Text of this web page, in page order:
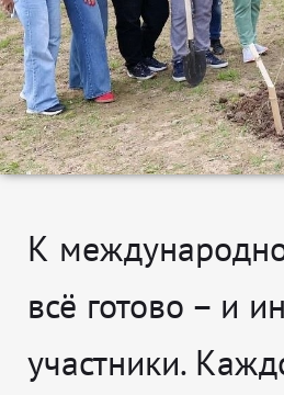
К
всё готово – и
участники.